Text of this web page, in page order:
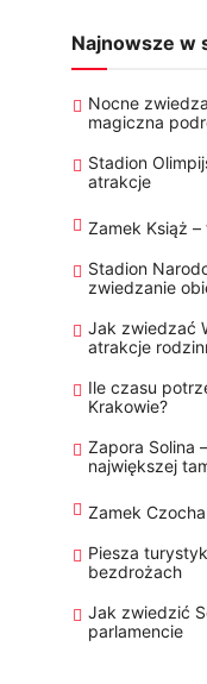
Najnowsze w
Nocne
magiczna
Stadion
atrakcje
Zamek Książ –
Stadion
zwiedzanie
Jak zwiedzać
atrakcje
Ile czasu
Krakowie?
Zapora Solina
największej
Zamek
Piesza
bezdrożach
Jak zwiedzić
parlamencie